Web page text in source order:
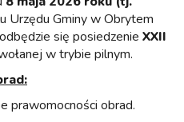
Urzędu Gminy w Obrytem
się posiedzenie XXII
w trybie pilnym.
prawomocności obrad.